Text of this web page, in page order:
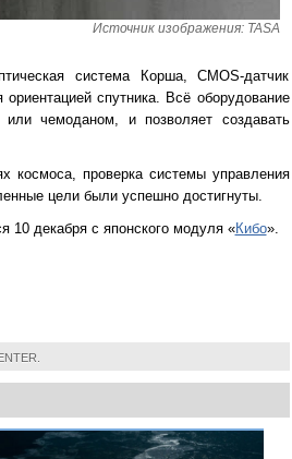
Источник изображения: TASA
система Корша, CMOS-датчик
спутника. Всё оборудование
чемоданом, и позволяет создавать
космоса, проверка системы управления
цели были успешно достигнуты.
10 декабря с японского модуля «Кибо».